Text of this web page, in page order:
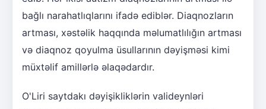
bağlı narahatlıqlarını ifadə ediblər. Diaqnozların
artması, xəstəlik haqqında məlumatlılığın artması
və diaqnoz qoyulma üsullarının dəyişməsi kimi
müxtəlif amillərlə əlaqədardır.
O'Liri saytdakı dəyişikliklərin valideynləri